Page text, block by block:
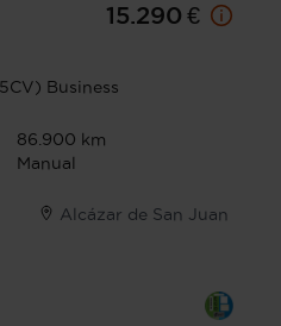
15.290 €
Business
86.900 km
Manual
Alcázar de San Juan